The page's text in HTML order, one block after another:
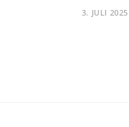
3. JULI 2025